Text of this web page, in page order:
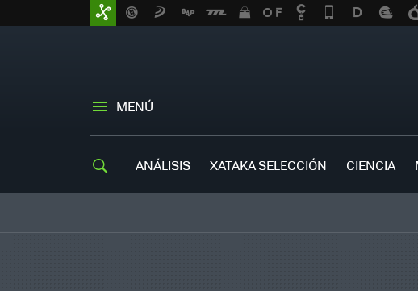
MENÚ
ANÁLISIS XATAKA SELECCIÓN CIENCIA